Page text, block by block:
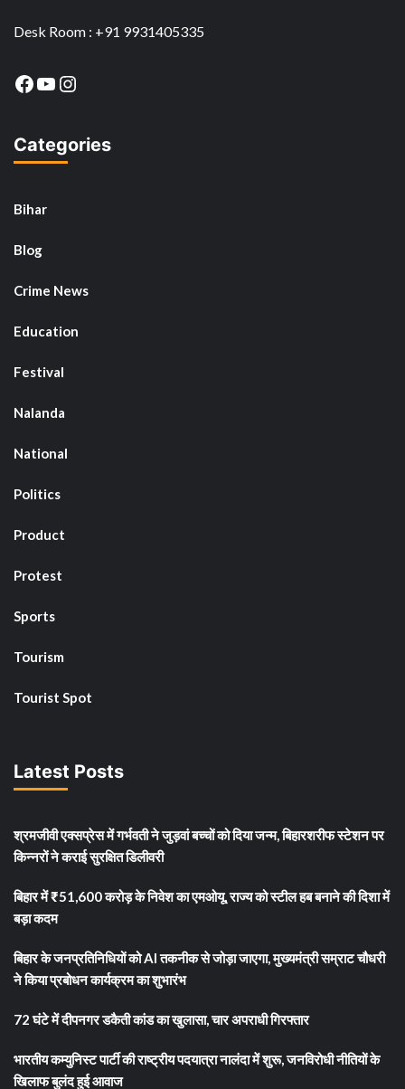
Desk Room : +91 9931405335
Facebook
YouTube
Instagram
Categories
Bihar
Blog
Crime News
Education
Festival
Nalanda
National
Politics
Product
Protest
Sports
Tourism
Tourist Spot
Latest Posts
श्रमजीवी एक्सप्रेस में गर्भवती ने जुड़वां बच्चों को दिया जन्म, बिहारशरीफ स्टेशन पर
किन्नरों ने कराई सुरक्षित डिलीवरी
बिहार में ₹51,600 करोड़ के निवेश का एमओयू, राज्य को स्टील हब बनाने की दिशा में
बड़ा कदम
बिहार के जनप्रतिनिधियों को AI तकनीक से जोड़ा जाएगा, मुख्यमंत्री सम्राट चौधरी
ने किया प्रबोधन कार्यक्रम का शुभारंभ
72 घंटे में दीपनगर डकैती कांड का खुलासा, चार अपराधी गिरफ्तार
भारतीय कम्युनिस्ट पार्टी की राष्ट्रीय पदयात्रा नालंदा में शुरू, जनविरोधी नीतियों के
खिलाफ बुलंद हुई आवाज